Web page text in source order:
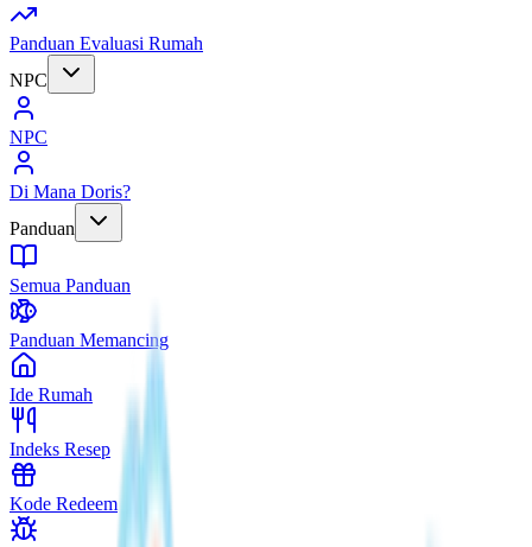
Panduan Evaluasi Rumah
NPC
NPC
Di Mana Doris?
Panduan
Semua Panduan
Panduan Memancing
Ide Rumah
Indeks Resep
Kode Redeem